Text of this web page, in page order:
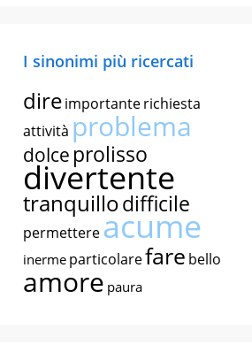
I sinonimi più ricercati
direimportanterichiesta
attività problema
dolce prolisso
divertente
tranquillodifficile
permettereacume
inerme particolarefare bello
amore paura